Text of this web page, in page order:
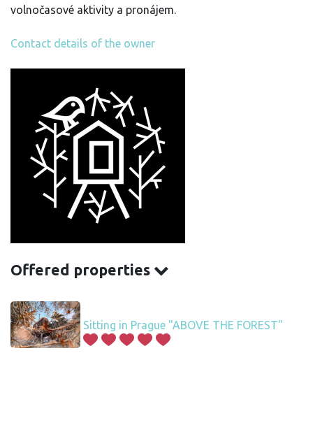
volnočasové aktivity a pronájem.
Contact details of the owner
Offered properties
Sitting in Prague "ABOVE THE FOREST"